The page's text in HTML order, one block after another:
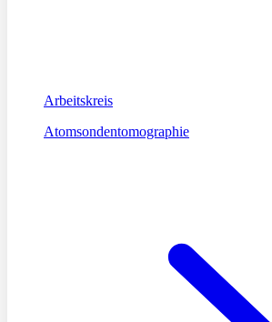
Arbeitskreis
Atomsondentomographie